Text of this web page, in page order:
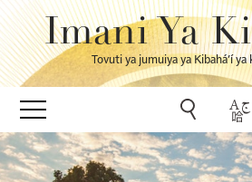
Imani Ya
Tovuti ya jumuiya ya Kibahá’í